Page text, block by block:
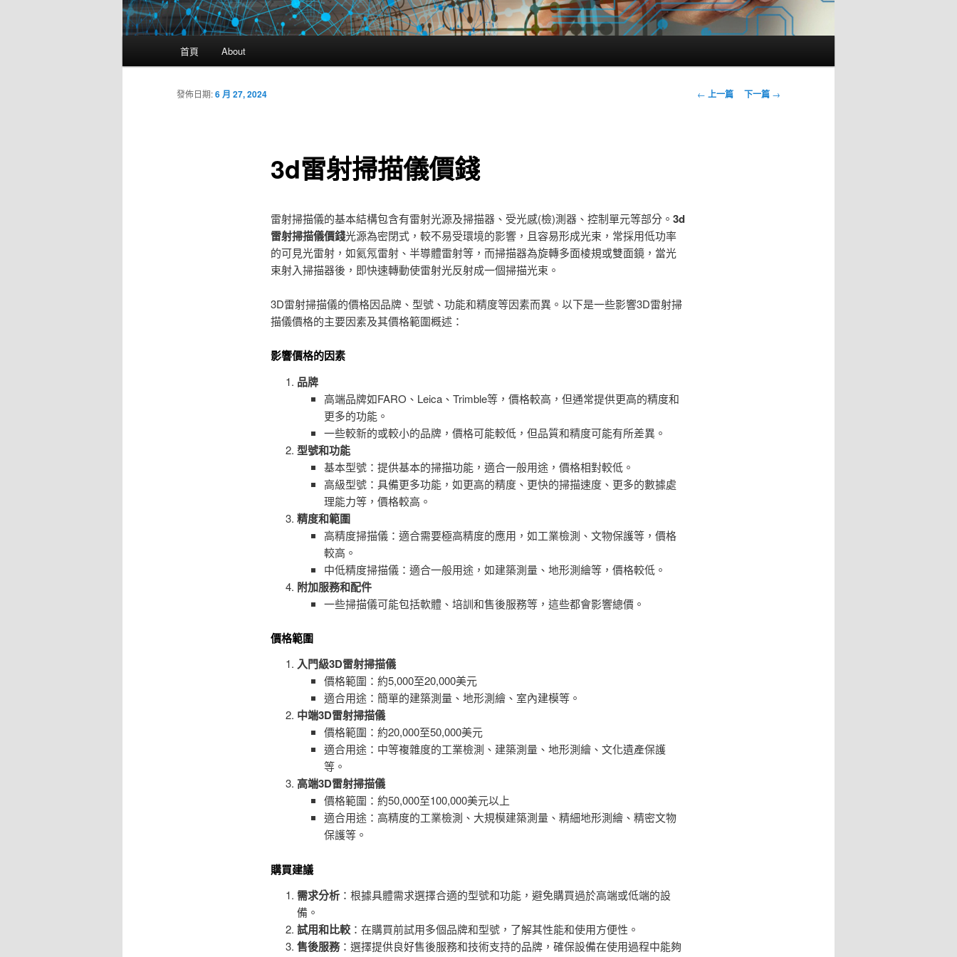
首頁 About
文
← 上一篇 下一篇 →
3d雷射掃描儀價錢
發佈日期:6 月 27, 2024
雷射掃描儀的基本結構包含有雷射光源及掃描器、受光感(檢)測器、控制單元等部分。 3d
雷射掃描儀價錢光源為密閉式，較不易受環境的影響，且容易形成光束，常採用低功率
的可見光雷射，如氦氖雷射、半導體雷射等，而掃描器為旋轉多面棱規或雙面鏡，當光
束射入掃描器後，即快速轉動使雷射光反射成一個掃描光束。
3D雷射掃描儀的價格因品牌、型號、功能和精度等因素而異。以下是一些影響3D雷射掃
描儀價格的主要因素及其價格範圍概述：
影響價格的因素
品牌
高端品牌如FARO、Leica、Trimble等，價格較高，但通常提供更高的精度和
更多的功能。
一些較新的或較小的品牌，價格可能較低，但品質和精度可能有所差異。
型號和功能
基本型號：提供基本的掃描功能，適合一般用途，價格相對較低。
高級型號：具備更多功能，如更高的精度、更快的掃描速度、更多的數據處
理能力等，價格較高。
精度和範圍
高精度掃描儀：適合需要極高精度的應用，如工業檢測、文物保護等，價格
較高。
中低精度掃描儀：適合一般用途，如建築測量、地形測繪等，價格較低。
附加服務和配件
一些掃描儀可能包括軟體、培訓和售後服務等，這些都會影響總價。
價格範圍
入門級3D雷射掃描儀
價格範圍：約5,000至20,000美元
適合用途：簡單的建築測量、地形測繪、室內建模等。
中端3D雷射掃描儀
價格範圍：約20,000至50,000美元
適合用途：中等複雜度的工業檢測、建築測量、地形測繪、文化遺產保護
等。
高端3D雷射掃描儀
價格範圍：約50,000至100,000美元以上
適合用途：高精度的工業檢測、大規模建築測量、精細地形測繪、精密文物
保護等。
購買建議
需求分析 ：根據具體需求選擇合適的型號和功能，避免購買過於高端或低端的設
備。
試用和比較 ：在購買前試用多個品牌和型號，了解其性能和使用方便性。
售後服務：選擇提供良好售後服務和技術支持的品牌，確保設備在使用過程中能夠